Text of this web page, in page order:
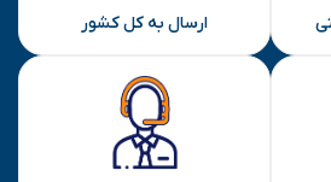
ارسال به کل کشور